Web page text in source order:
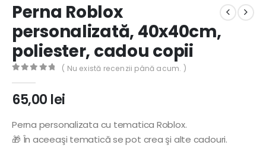
Perna Roblox
personalizată, 40x40cm,
poliester, cadou copii
( Nu există recenzii până acum. )
65,00 lei
Perna personalizata cu tematica Roblox.
🎁 În aceeaşi tematică se pot crea şi alte cadouri.